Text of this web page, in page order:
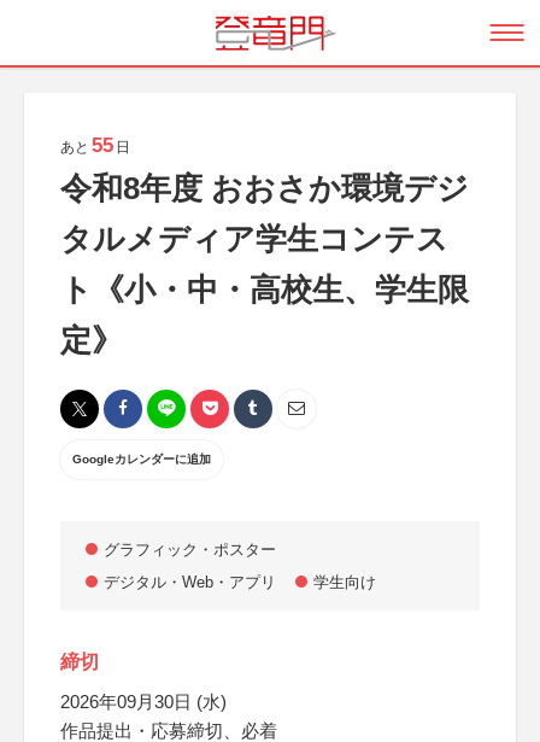
あと 55 日
令和8年度 おおさか環境デジ
タルメディア学生コンテス
ト《小・中・高校生、学生限
定》
Googleカレンダーに追加
グラフィック・ポスター
デジタル・Web・アプリ
学生向け
締切
2026年09月30日 (水)
作品提出・応募締切、必着